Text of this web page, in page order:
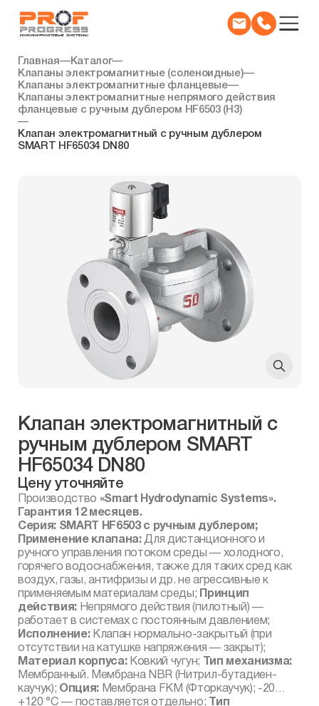
Главная—Каталог—
Клапаны электромагнитные (соленоидные)—
Клапаны электромагнитные фланцевые—
Клапаны электромагнитные непрямого действия
фланцевые с ручным дублером HF6503 (Н3)
—
Клапан электромагнитный с ручным дублером
SMART HF65034 DN80
Клапан электромагнитный с
ручным дублером SMART
HF65034 DN80
Цену уточняйте
Производство «Smart Hydrodynamic Systems».
Гарантия 12 месяцев.
Серия: SMART HF6503 с ручным дублером;
Применение клапана:Для дистанционного и
ручного управления потоком среды — холодного,
горячего водоснабжения, также для таких сред как
воздух, газы, антифризы и др. не агрессивные к
применяемым материалам среды; Принцип
действия: Непрямого действия (пилотный) —
работает в системах с постоянным давлением;
Исполнение: Клапан нормально-закрытый (при
отсутствии на катушке напряжения — закрыт);
Материал корпуса: Ковкий чугун; Тип механизма:
Мембранный. Мембрана NBR (Нитрил-бутадиен-
каучук); Опция: Мембрана FKM (Фторкаучук); -20…
+120 °С — поставляется отдельно; Тип